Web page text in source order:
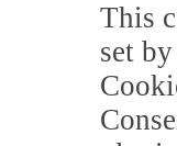
This
set